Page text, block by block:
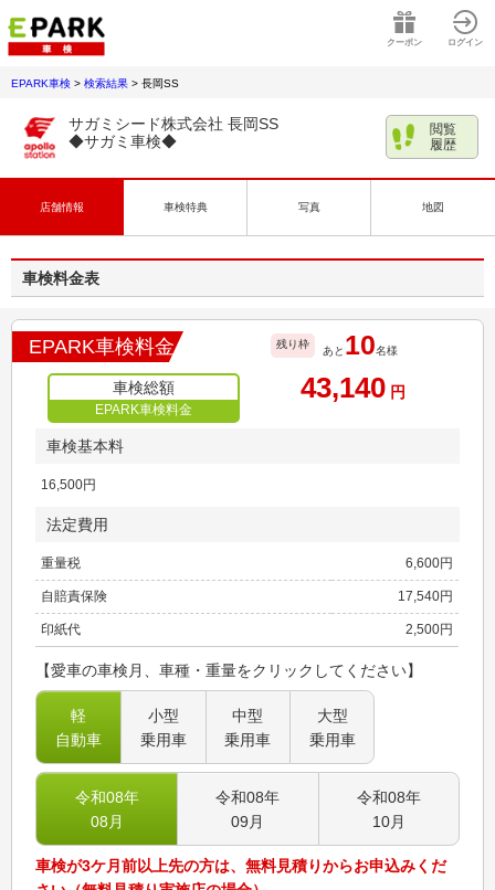
クーポン ログイン
EPARK車検 > 検索結果 > 長岡SS
サガミシード株式会社 長岡SS
◆サガミ車検◆
閲覧
履歴
店舗情報 車検特典 写真 地図
車検料金表
EPARK車検料金 残り枠
あと 10名様
車検総額
EPARK車検料金
43,140 円
車検基本料
16,500円
法定費用
重量税 6,600円
自賠責保険 17,540円
印紙代 2,500円
【愛車の車検月、車種・重量をクリックしてください】
軽
自動車
小型
乗用車
中型
乗用車
大型
乗用車
令和08年
08 月
令和08年
09 月
令和08年
10月
車検が3ケ月前以上先の方は、無料見積りからお申込みくだ